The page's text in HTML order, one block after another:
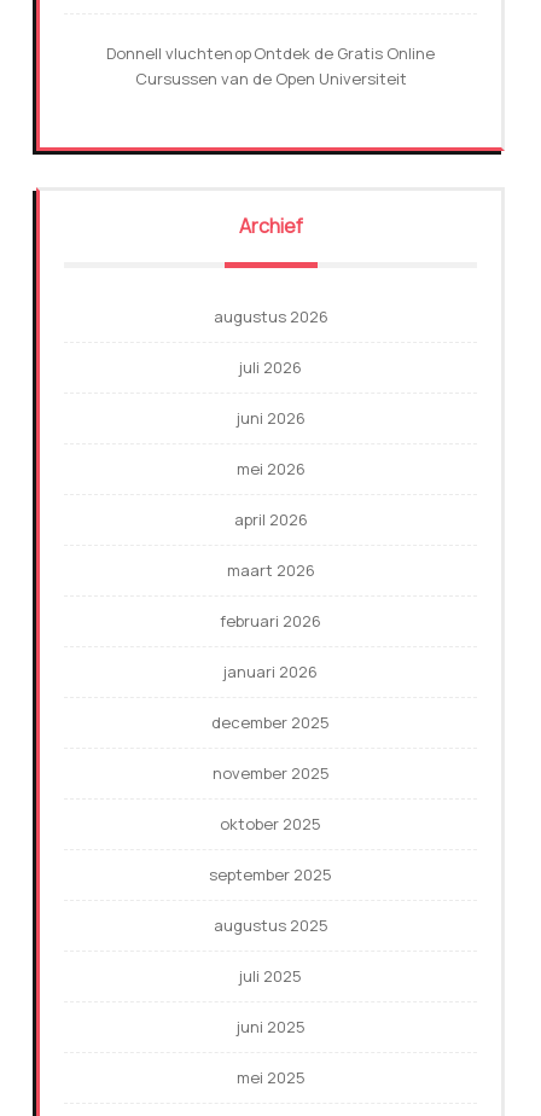
Donnell vluchtenopOntdek de Gratis Online
Cursussen van de Open Universiteit
Archief
augustus 2026
juli 2026
juni 2026
mei 2026
april 2026
maart 2026
februari 2026
januari 2026
december 2025
november 2025
oktober 2025
september 2025
augustus 2025
juli 2025
juni 2025
mei 2025